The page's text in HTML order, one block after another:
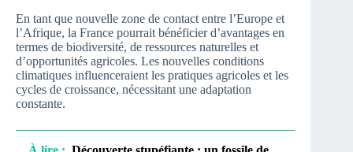
En tant que nouvelle zone de contact entre l’Europe et
l’Afrique, la France pourrait bénéficier d’avantages en
termes de biodiversité, de ressources naturelles et
d’opportunités agricoles. Les nouvelles conditions
climatiques influenceraient les pratiques agricoles et les
cycles de croissance, nécessitant une adaptation
constante.